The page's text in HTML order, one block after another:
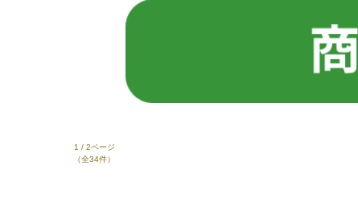
ガラス製品の拭き上がりも綺麗です。
1 / 2ページ
（全34件）